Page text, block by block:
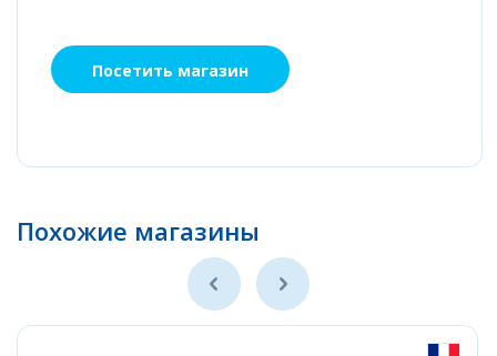
Посетить магазин
Похожие магазины